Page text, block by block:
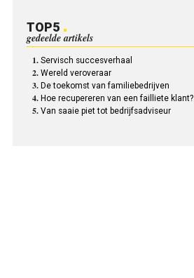
TOP5
gedeelde artikels
Servisch succesverhaal
Wereld veroveraar
De toekomst van familiebedrijven
Hoe recupereren van een failliete klant?
Van saaie piet tot bedrijfsadviseur